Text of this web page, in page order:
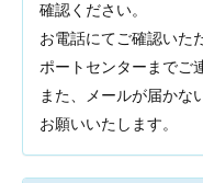
確認ください。
お電話にてご確認いた
ポートセンターまでご
また、メールが届かな
お願いいたします。